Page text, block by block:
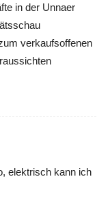
in der Unnaer
verkaufsoffenen
elektrisch kann ich